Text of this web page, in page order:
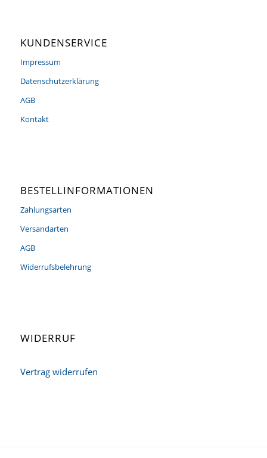
KUNDENSERVICE
Impressum
Datenschutzerklärung
AGB
Kontakt
BESTELLINFORMATIONEN
Zahlungsarten
Versandarten
AGB
Widerrufsbelehrung
WIDERRUF
Vertrag widerrufen